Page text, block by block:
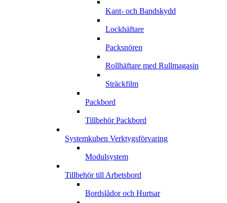
Kant- och Bandskydd
Lockhäftare
Packsnören
Rollhäftare med Rullmagasin
Sträckfilm
Packbord
Tillbehör Packbord
Systemkuben Verktygsförvaring
Modulsystem
Tillbehör till Arbetsbord
Bordslådor och Hurtsar